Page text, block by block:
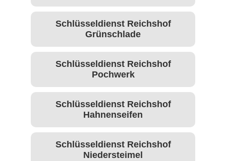
Schlüsseldienst Reichshof
Grünschlade
Schlüsseldienst Reichshof
Pochwerk
Schlüsseldienst Reichshof
Hahnenseifen
Schlüsseldienst Reichshof
Niedersteimel